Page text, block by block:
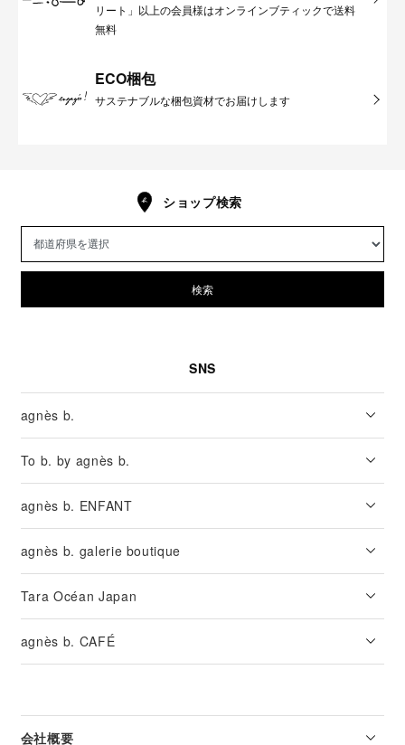
リート」以上の会員様はオンラインブティックで送料
無料
ECO梱包
サステナブルな梱包資材でお届けします
ショップ検索
検索
SNS
agnès b.
To b. by agnès b.
agnès b. ENFANT
agnès b. galerie boutique
Tara Océan Japan
agnès b. CAFÉ
会社概要